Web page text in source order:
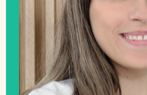
Grado Superior en Higiene
Especializada en